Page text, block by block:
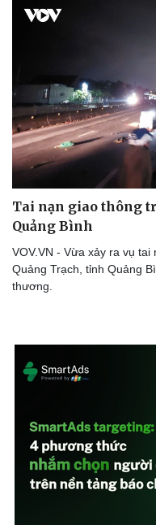
Thể thao
Bóng đá
Lịch thi đấu bóng đá
Tai nạn giao thông
Quảng Bình
VOV.VN - Vừa xảy ra vụ
Quảng Trạch, tỉnh Quảng
thương.